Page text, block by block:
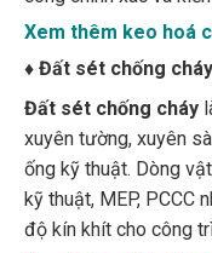
Xem thêm keo hoá
xuyên tường, xuyên
ống kỹ thuật. Dòng
kỹ thuật, MEP, PCCC
độ kín khít cho công
Xem thêm đất sét